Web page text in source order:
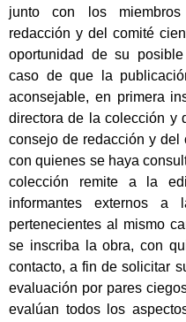
junto con los
redacción y del comité
oportunidad de su
caso de que la
aconsejable, en primera
directora de la colección y
consejo de redacción y del
con quienes se haya
colección remite a la
informantes externos
pertenecientes al mismo
se inscriba la obra, con
contacto, a fin de solicitar
evaluación por pares
evalúan todos los